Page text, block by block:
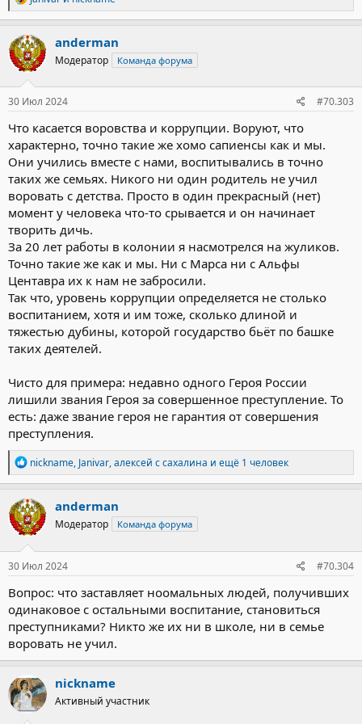
е
а
к
ц
и
и
:
anderman
Модератор Команда форума
30 Июл 2024 #70.303
Что касается воровства и коррупции. Воруют, что
характерно, точно такие же хомо сапиенсы как и мы.
Они учились вместе с нами, воспитывались в точно
таких же семьях. Никого ни один родитель не учил
воровать с детства. Просто в один прекрасный (нет)
момент у человека что-то срывается и он начинает
творить дичь.
За 20 лет работы в колонии я насмотрелся на жуликов.
Точно такие же как и мы. Ни с Марса ни с Альфы
Центавра их к нам не забросили.
Так что, уровень коррупции определяется не столько
воспитанием, хотя и им тоже, сколько длиной и
тяжестью дубины, которой государство бьёт по башке
таких деятелей.
Чисто для примера: недавно одного Героя России
лишили звания Героя за совершенное преступление. То
есть: даже звание героя не гарантия от совершения
преступления.
Р
е
а
к
ц
и
и
:
nickname, Janivar,алексей с сахалина и ещё 1 человек
anderman
Модератор Команда форума
30 Июл 2024 #70.304
Вопрос: что заставляет ноомальных людей, получивших
одинаковое с остальными воспитание, становиться
преступниками? Никто же их ни в школе, ни в семье
воровать не учил.
nickname
Активный участник